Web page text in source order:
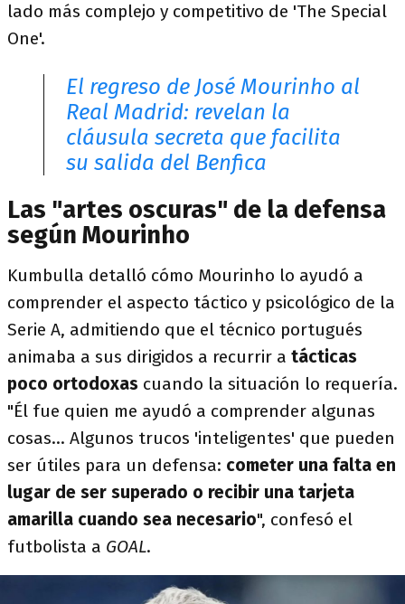
lado más complejo y competitivo de 'The Special
One'.
El regreso de José Mourinho al
Real Madrid: revelan la
cláusula secreta que facilita
su salida del Benfica
Las "artes oscuras" de la defensa
según Mourinho
Kumbulla detalló cómo Mourinho lo ayudó a
comprender el aspecto táctico y psicológico de la
Serie A, admitiendo que el técnico portugués
animaba a sus dirigidos a recurrir a tácticas
poco ortodoxas cuando la situación lo requería.
"Él fue quien me ayudó a comprender algunas
cosas... Algunos trucos 'inteligentes' que pueden
ser útiles para un defensa: cometer una falta en
lugar de ser superado o recibir una tarjeta
amarilla cuando sea necesario", confesó el
futbolista a GOAL.